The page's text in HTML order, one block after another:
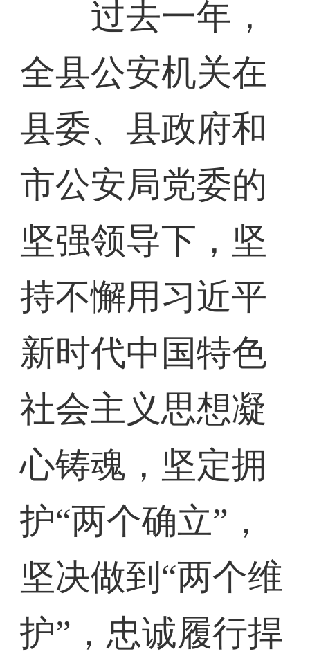
过去一年，
全县公安机关在
县委、县政府和
市公安局党委的
坚强领导下，坚
持不懈用习近平
新时代中国特色
社会主义思想凝
心铸魂，坚定拥
护“两个确立”，
坚决做到“两个维
护”，忠诚履行捍